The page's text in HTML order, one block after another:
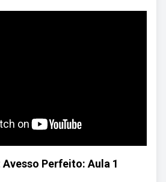
Perfeito: Aula 1